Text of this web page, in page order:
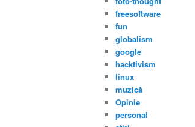
freesoftware
fun
globalism
google
hacktivism
linux
muzică
Opinie
personal